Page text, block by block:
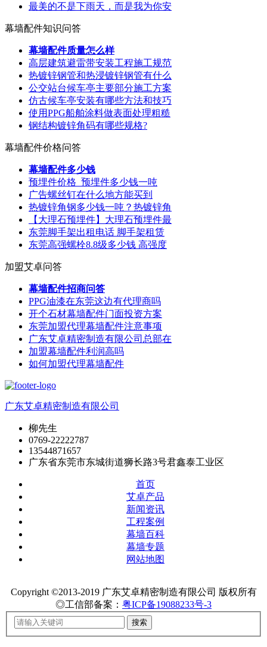
最美的不是下雨天，而是我为你安
幕墙配件知识问答
幕墙配件质量怎么样
高层建筑避雷带安装工程施工规范
热镀锌钢管和热浸镀锌钢管有什么
公交站台候车亭主要部分施工方案
仿古候车亭安装有哪些方法和技巧
使用PPG船舶涂料做表面处理粗糙
钢结构镀锌角码有哪些规格?
幕墙配件价格问答
幕墙配件多少钱
预埋件价格_预埋件多少钱一吨
广告螺丝钉在什么地方能买到
热镀锌角钢多少钱一吨？热镀锌角
【大理石预埋件】大理石预埋件最
东莞脚手架出租电话 脚手架租赁
东莞高强螺栓8.8级多少钱 高强度
加盟艾卓问答
幕墙配件招商问答
PPG油漆在东莞这边有代理商吗
开个石材幕墙配件门面投资方案
东莞加盟代理幕墙配件注意事项
广东艾卓精密制造有限公司总部在
加盟幕墙配件利润高吗
如何加盟代理幕墙配件
广东艾卓精密制造有限公司
柳先生
0769-22222787
13544871657
广东省东莞市东城街道狮长路3号君鑫泰工业区
首页
艾卓产品
新闻资讯
工程案例
幕墙百科
幕墙专题
网站地图
Copyright ©2013-2019 广东艾卓精密制造有限公司 版权所有
◎工信部备案： 粤ICP备19088233号-3